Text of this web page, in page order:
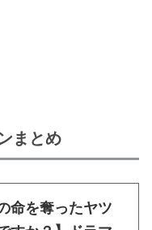
まとめ
命を奪ったヤツ